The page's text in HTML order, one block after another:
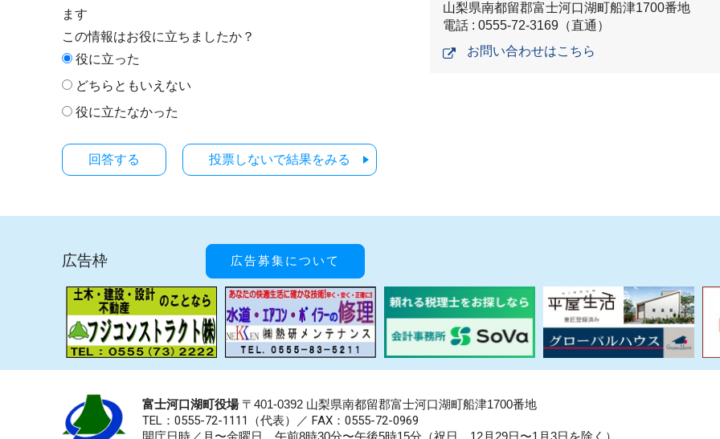
ます
この情報はお役に立ちましたか？
役に立った
どちらともいえない
役に立たなかった
投票しないで結果をみる
山梨県南都留郡富士河口湖町船津1700番地
電話 : 0555-72-3169（直通）
お問い合わせはこちら
広告枠 広告募集について
富士河口湖町役場〒401-0392 山梨県南都留郡富士河口湖町船津1700番地
TEL：0555-72-1111 （代表）／ FAX：0555-72-0969
開庁日時／月〜金曜日 午前8時30分〜午後5時15分（祝日、12月29日〜1月3日を除く）